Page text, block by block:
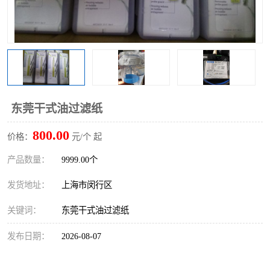
东莞干式油过滤纸
价格： 800.00 元/个 起
产品数量： 9999.00个
发货地址： 上海市闵行区
关键词： 东莞干式油过滤纸
发布日期： 2026-08-07